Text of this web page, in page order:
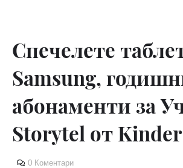
Спечелете
Samsung,
абонаменти за
Storytel от Kinder
0 Коментари